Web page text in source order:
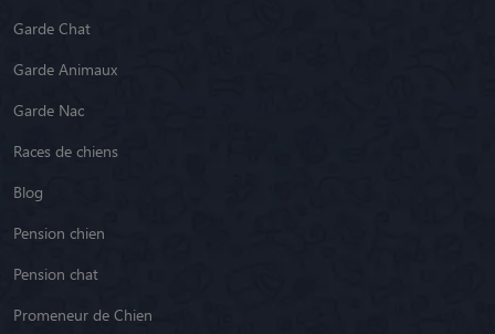
Garde Chat
Garde Animaux
Garde Nac
Races de chiens
Blog
Pension chien
Pension chat
Promeneur de Chien